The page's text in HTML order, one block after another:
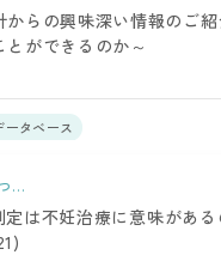
からの興味深い情報のご
ができるのか～
タベース
い
は不妊治療に意味があ